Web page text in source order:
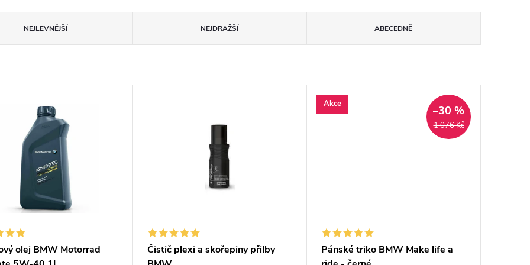
NEJLEVNĚJŠÍ NEJDRAŽŠÍ ABECEDNĚ
olej BMW Motorrad
Čistič plexi a skořepiny přilby
Akce
1 076 Kč
–30 %
Pánské triko BMW Make life a